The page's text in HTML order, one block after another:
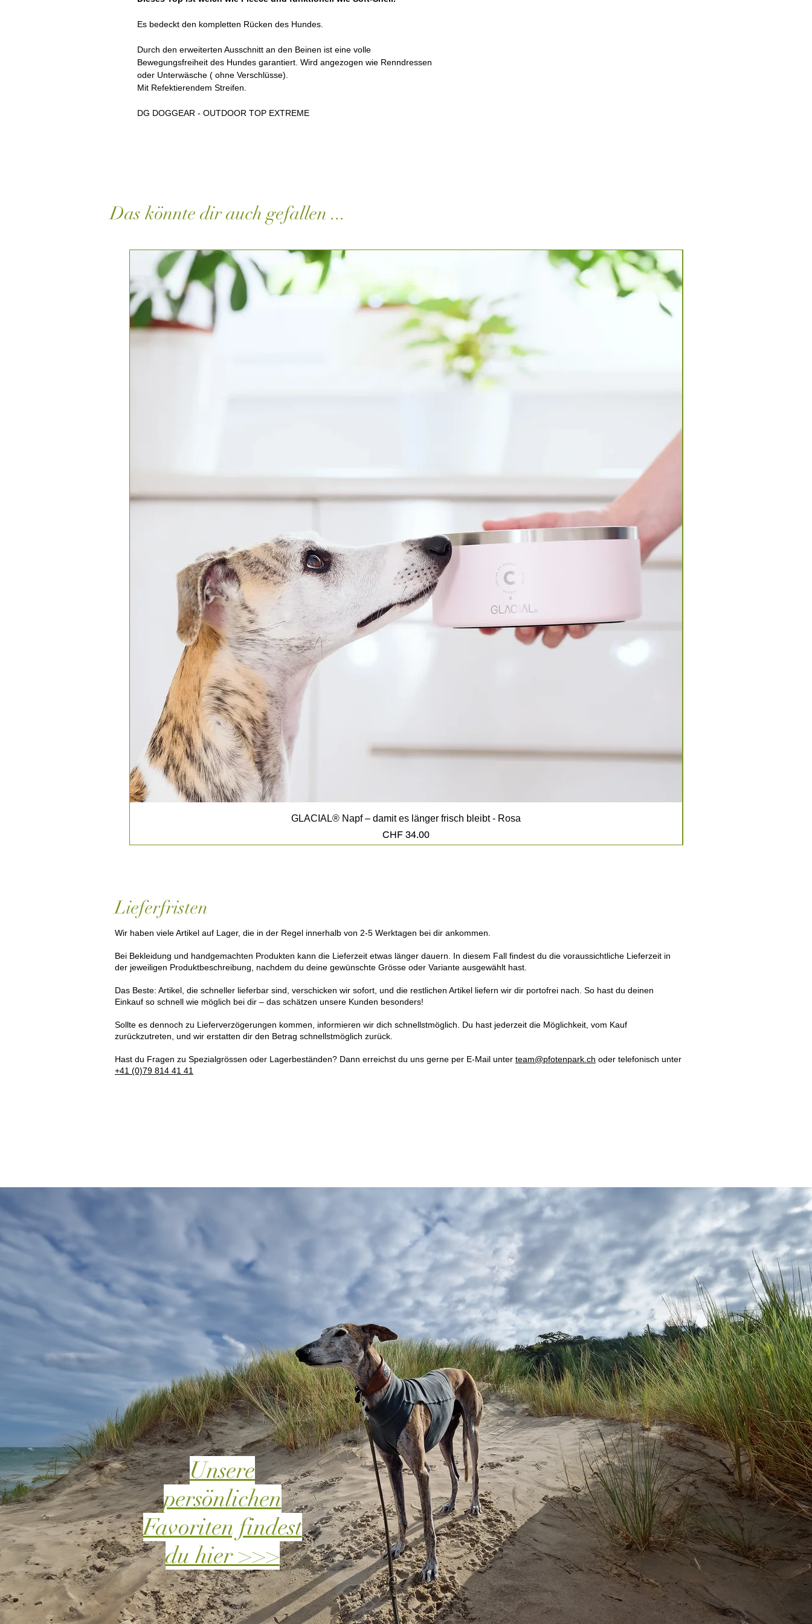
Es bedeckt den kompletten Rücken des Hundes.
Durch den erweiterten Ausschnitt an den Beinen ist eine volle
Bewegungsfreiheit des Hundes garantiert. Wird angezogen wie Renndressen
oder Unterwäsche ( ohne Verschlüsse).
Mit Refektierendem Streifen.
DG DOGGEAR - OUTDOOR TOP EXTREME
Das könnte dir auch gefallen ...
GLACIAL® Napf – damit es länger frisch bleibt - Rosa
Preis
CHF 34.00
Lieferfristen
Wir haben viele Artikel auf Lager, die in der Regel innerhalb von 2-5 Werktagen bei dir ankommen.
Bei Bekleidung und handgemachten Produkten kann die Lieferzeit etwas länger dauern. In diesem Fall findest du die voraussichtliche Lieferzeit in
der jeweiligen Produktbeschreibung, nachdem du deine gewünschte Grösse oder Variante ausgewählt hast.
Das Beste: Artikel, die schneller lieferbar sind, verschicken wir sofort, und die restlichen Artikel liefern wir dir portofrei nach. So hast du deinen
Einkauf so schnell wie möglich bei dir – das schätzen unsere Kunden besonders!
Sollte es dennoch zu Lieferverzögerungen kommen, informieren wir dich schnellstmöglich. Du hast jederzeit die Möglichkeit, vom Kauf
zurückzutreten, und wir erstatten dir den Betrag schnellstmöglich zurück.
Hast du Fragen zu Spezialgrössen oder Lagerbeständen? Dann erreichst du uns gerne per E-Mail unter team@pfotenpark.ch oder telefonisch unter
+41 (0)79 814 41 41
Unsere
persönlichen
Favoriten findest
du hier >>>